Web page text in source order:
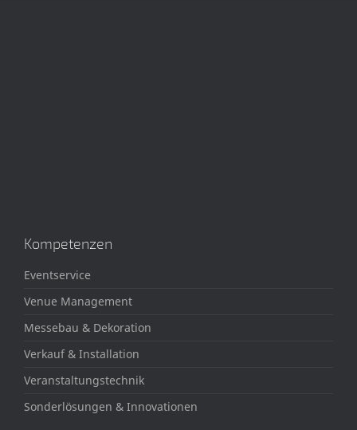
Kompetenzen
Eventservice
Venue Management
Messebau & Dekoration
Verkauf & Installation
Veranstaltungstechnik
Sonderlösungen & Innovationen